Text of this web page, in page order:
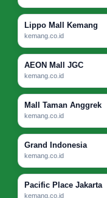
Lippo Mall Kemang
kemang.co.id
AEON Mall JGC
kemang.co.id
Mall Taman Anggrek
kemang.co.id
Grand Indonesia
kemang.co.id
Pacific Place Jakarta
kemang.co.id